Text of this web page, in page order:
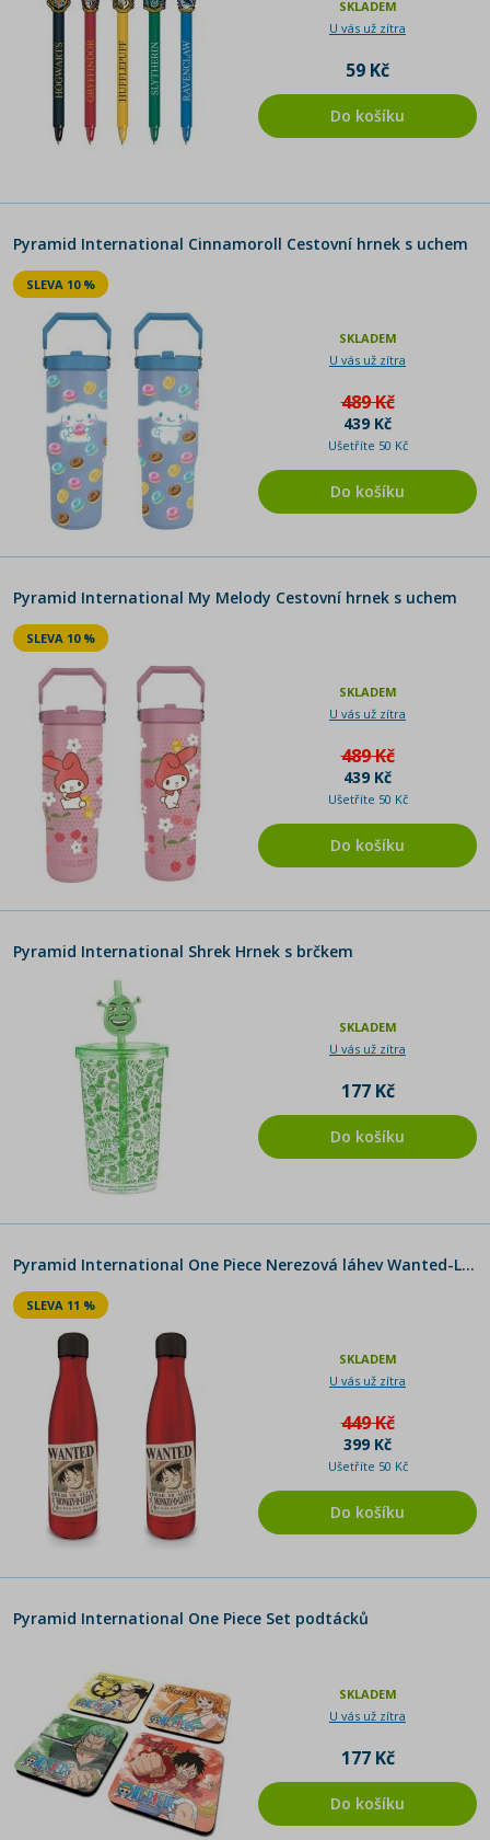
SKLADEM
U vás už zítra
59 Kč
Do košíku
Pyramid International Cinnamoroll Cestovní hrnek s uchem
SLEVA 10 %
SKLADEM
U vás už zítra
489 Kč
439 Kč
Ušetříte 50 Kč
Do košíku
Pyramid International My Melody Cestovní hrnek s uchem
SLEVA 10 %
SKLADEM
U vás už zítra
489 Kč
439 Kč
Ušetříte 50 Kč
Do košíku
Pyramid International Shrek Hrnek s brčkem
SKLADEM
U vás už zítra
177 Kč
Do košíku
Pyramid International One Piece Nerezová láhev Wanted-Luffy
SLEVA 11 %
SKLADEM
U vás už zítra
449 Kč
399 Kč
Ušetříte 50 Kč
Do košíku
Pyramid International One Piece Set podtácků
SKLADEM
U vás už zítra
177 Kč
Do košíku